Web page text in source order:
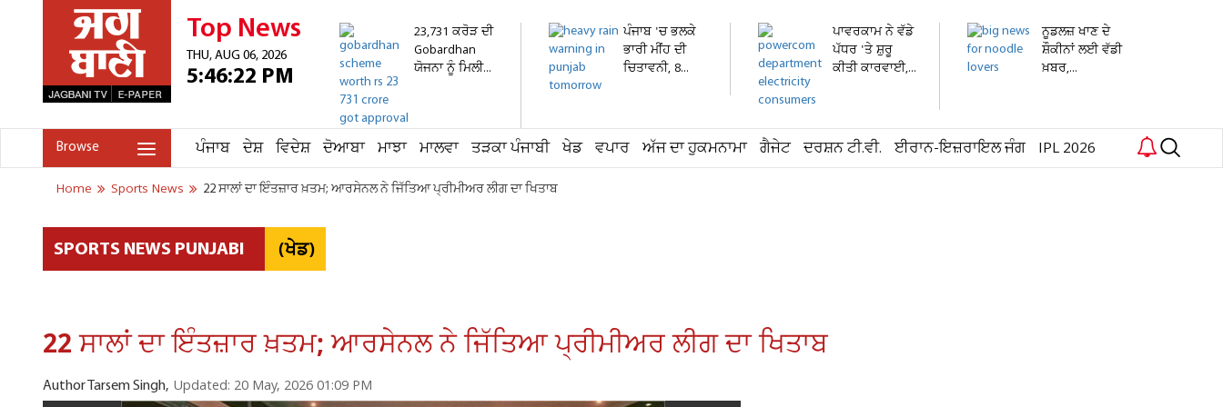
Top News
THU, AUG 06, 2026
5:46:22 PM
23,731 ਕਰੋੜ ਦੀ
Gobardhan
ਯੋਜਨਾ ਨੂੰ ਮਿਲੀ...
ਪੰਜਾਬ 'ਚ ਭਲਕੇ
ਭਾਰੀ ਮੀਂਹ ਦੀ
ਚਿਤਾਵਨੀ, 8...
ਪਾਵਰਕਾਮ ਨੇ ਵੱਡੇ
ਪੱਧਰ 'ਤੇ ਸ਼ੁਰੂ
ਕੀਤੀ ਕਾਰਵਾਈ,...
ਨੂਡਲਜ਼ ਖਾਣ ਦੇ
ਸ਼ੌਕੀਨਾਂ ਲਈ ਵੱਡੀ
ਖ਼ਬਰ,...
Browse ਪੰਜਾਬ ਦੇਸ਼ ਵਿਦੇਸ਼ ਦੋਆਬਾ ਮਾਝਾ ਮਾਲਵਾ ਤੜਕਾ ਪੰਜਾਬੀ ਖੇਡ ਵਪਾਰ ਅੱਜ ਦਾ ਹੁਕਮਨਾਮਾ ਗੈਜੇਟ ਦਰਸ਼ਨ ਟੀ.ਵੀ. ਈਰਾਨ-ਇਜ਼ਰਾਇਲ ਜੰਗ IPL 2026
Home Sports News 22 ਸਾਲਾਂ ਦਾ ਇੰਤਜ਼ਾਰ ਖ਼ਤਮ; ਆਰਸੇਨਲ ਨੇ ਜਿੱਤਿਆ ਪ੍ਰੀਮੀਅਰ ਲੀਗ ਦਾ ਖਿਤਾਬ
SPORTS NEWS PUNJABI (ਖੇਡ)
22 ਸਾਲਾਂ ਦਾ ਇੰਤਜ਼ਾਰ ਖ਼ਤਮ; ਆਰਸੇਨਲ ਨੇ ਜਿੱਤਿਆ ਪ੍ਰੀਮੀਅਰ ਲੀਗ ਦਾ ਖਿਤਾਬ
Author Tarsem Singh, Updated: 20 May, 2026 01:09 PM